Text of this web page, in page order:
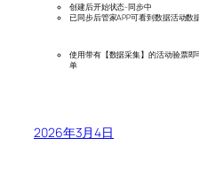
创建后开始状态-同步中
已同步后管家APP可看到数据活动数
使用带有【数据采集】的活动验票
单
2026年3月4日